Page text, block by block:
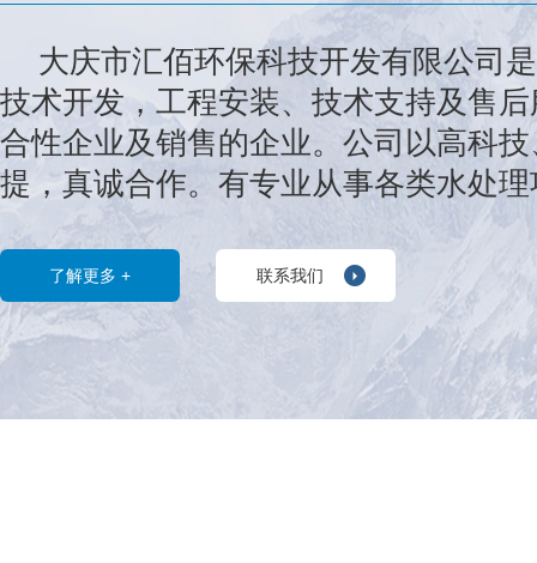
大庆市汇佰环保科技开发有限公司
技术开发，工程安装、技术支持及售
合性企业及销售的企业。公司以高科
提，真诚合作。有专业从事各类水处
设备的制造、安装、调试的高素质工
了完善的生产管理和品质保证体系，
惠的价格，可靠的技术服务为客户提
计、生产、安装、调试、售后服务等
了解更多 + 联系我们